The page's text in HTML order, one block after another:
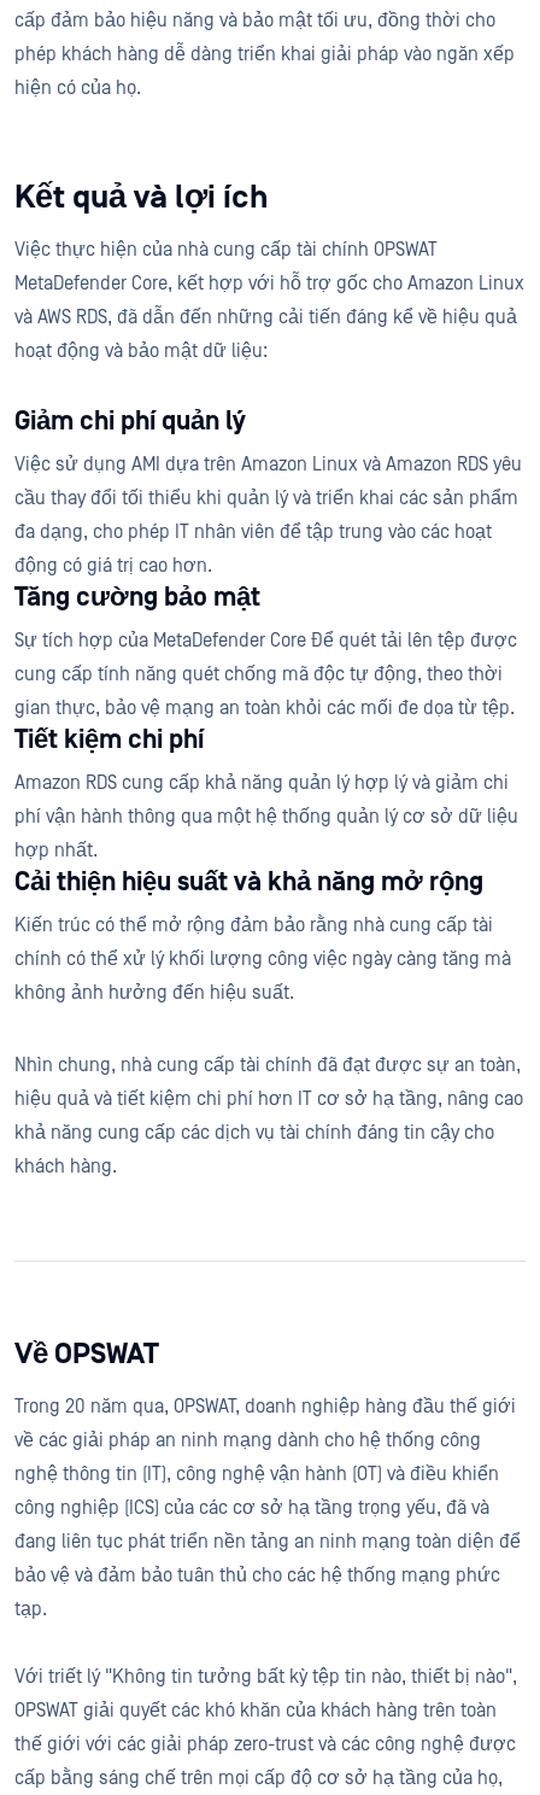
cấp đảm bảo hiệu năng và bảo mật tối ưu, đồng thời cho
phép khách hàng dễ dàng triển khai giải pháp vào ngăn xếp
hiện có của họ.
Kết quả và lợi ích
Việc thực hiện của nhà cung cấp tài chính OPSWAT
MetaDefender Core, kết hợp với hỗ trợ gốc cho Amazon Linux
và AWS RDS, đã dẫn đến những cải tiến đáng kể về hiệu quả
hoạt động và bảo mật dữ liệu:
Giảm chi phí quản lý
Việc sử dụng AMI dựa trên Amazon Linux và Amazon RDS yêu
cầu thay đổi tối thiểu khi quản lý và triển khai các sản phẩm
đa dạng, cho phép IT nhân viên để tập trung vào các hoạt
động có giá trị cao hơn.
Tăng cường bảo mật
Sự tích hợp của MetaDefender Core Để quét tải lên tệp được
cung cấp tính năng quét chống mã độc tự động, theo thời
gian thực, bảo vệ mạng an toàn khỏi các mối đe dọa từ tệp.
Tiết kiệm chi phí
Amazon RDS cung cấp khả năng quản lý hợp lý và giảm chi
phí vận hành thông qua một hệ thống quản lý cơ sở dữ liệu
hợp nhất.
Cải thiện hiệu suất và khả năng mở rộng
Kiến trúc có thể mở rộng đảm bảo rằng nhà cung cấp tài
chính có thể xử lý khối lượng công việc ngày càng tăng mà
không ảnh hưởng đến hiệu suất.
Nhìn chung, nhà cung cấp tài chính đã đạt được sự an toàn,
hiệu quả và tiết kiệm chi phí hơn IT cơ sở hạ tầng, nâng cao
khả năng cung cấp các dịch vụ tài chính đáng tin cậy cho
khách hàng.
Về OPSWAT
Trong 20 năm qua, OPSWAT, doanh nghiệp hàng đầu thế giới
về các giải pháp an ninh mạng dành cho hệ thống công
nghệ thông tin (IT), công nghệ vận hành (OT) và điều khiển
công nghiệp (ICS) của các cơ sở hạ tầng trọng yếu, đã và
đang liên tục phát triển nền tảng an ninh mạng toàn diện để
bảo vệ và đảm bảo tuân thủ cho các hệ thống mạng phức
tạp.
Với triết lý "Không tin tưởng bất kỳ tệp tin nào, thiết bị nào",
OPSWAT giải quyết các khó khăn của khách hàng trên toàn
thế giới với các giải pháp zero-trust và các công nghệ được
cấp bằng sáng chế trên mọi cấp độ cơ sở hạ tầng của họ,